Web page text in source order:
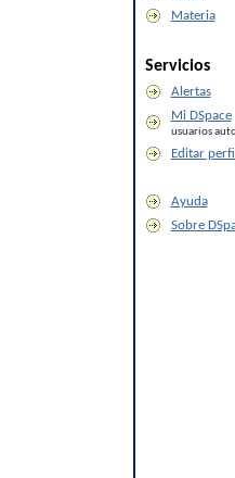
Materia
Servicios
Alertas
Mi DSpace
usuarios
Editar perfil
Ayuda
Sobre